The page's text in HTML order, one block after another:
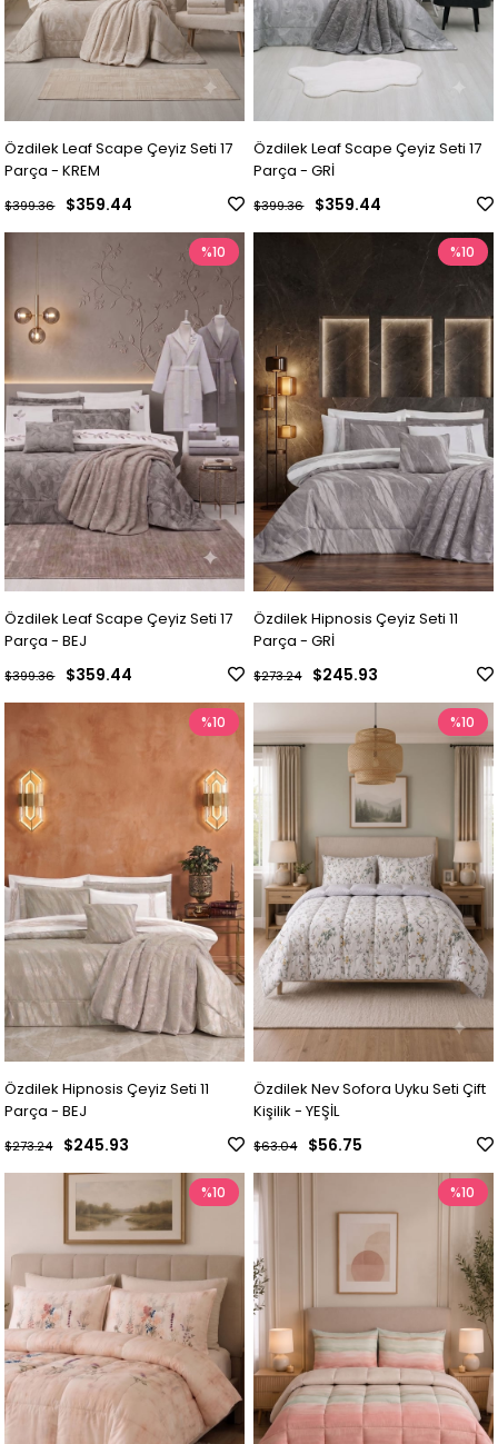
Özdilek Leaf Scape Çeyiz Seti 17
Parça - KREM
$359.44
$399.36
Özdilek Leaf Scape Çeyiz Seti 17
Parça - GRİ
$359.44
$399.36
Özdilek Leaf Scape Çeyiz Seti 17
Parça - BEJ
$359.44
$399.36
%10
Özdilek Hipnosis Çeyiz Seti 11
Parça - GRİ
$245.93
$273.24
%10
Özdilek Hipnosis Çeyiz Seti 11
Parça - BEJ
$245.93
$273.24
%10
Özdilek Nev Sofora Uyku Seti Çift
Kişilik - YEŞİL
$56.75
$63.04
%10
%10 %10